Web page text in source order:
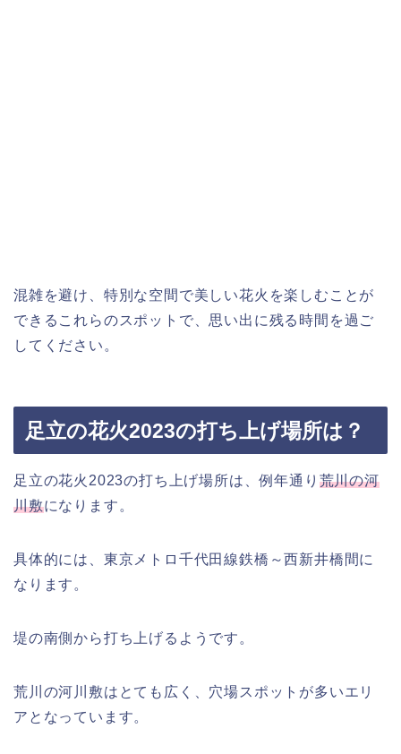
混雑を避け、特別な空間で美しい花火を楽しむことが
できるこれらのスポットで、思い出に残る時間を過ご
してください。
足立の花火2023の打ち上げ場所は？
足立の花火2023の打ち上げ場所は、例年通り 荒川の河
川敷になります。
具体的には、東京メトロ千代田線鉄橋～西新井橋間に
なります。
堤の南側から打ち上げるようです。
荒川の河川敷はとても広く、穴場スポットが多いエリ
アとなっています。